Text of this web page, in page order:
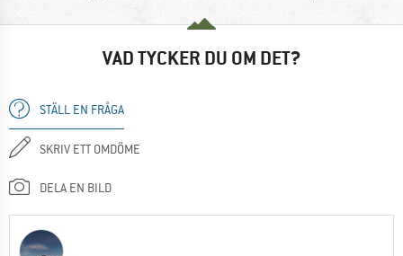
VAD TYCKER DU OM DET?
STÄLL EN FRÅGA
SKRIV ETT OMDÖME
DELA EN BILD